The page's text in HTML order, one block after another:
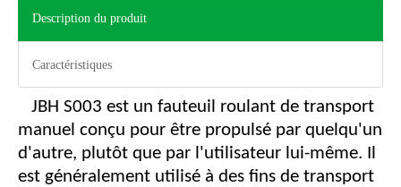
Description du produit
Caractéristiques
JBH S003 est un fauteuil roulant de transport
manuel conçu pour être propulsé par quelqu'un
d'autre, plutôt que par l'utilisateur lui-même. Il
est généralement utilisé à des fins de transport